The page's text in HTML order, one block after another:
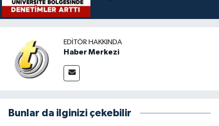
EDITÖR HAKKINDA
Haber Merkezi
Bunlar da ilginizi çekebilir